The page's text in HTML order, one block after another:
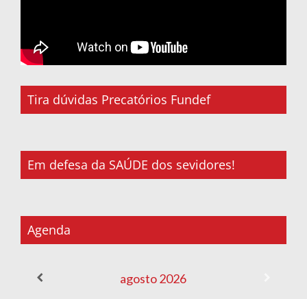
Tira dúvidas Precatórios Fundef
Em defesa da SAÚDE dos sevidores!
Agenda
agosto2026